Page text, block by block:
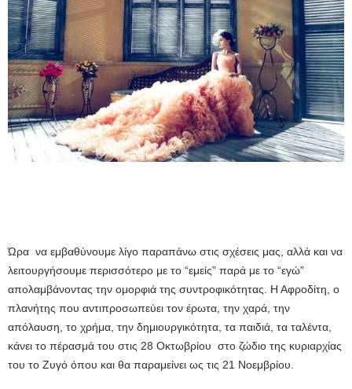
Ώρα να εμβαθύνουμε λίγο παραπάνω στις σχέσεις μας, αλλά και να
λειτουργήσουμε περισσότερο με το “εμείς” παρά με το “εγώ”
απολαμβάνοντας την ομορφιά της συντροφικότητας. Η Αφροδίτη, ο
πλανήτης που αντιπροσωπεύει τον έρωτα, την χαρά, την
απόλαυση, το χρήμα, την δημιουργικότητα, τα παιδιά, τα ταλέντα,
κάνει το πέρασμά του στις 28 Οκτωβρίου στο ζώδιο της κυριαρχίας
του το Ζυγό όπου και θα παραμείνει ως τις 21 Νοεμβρίου.